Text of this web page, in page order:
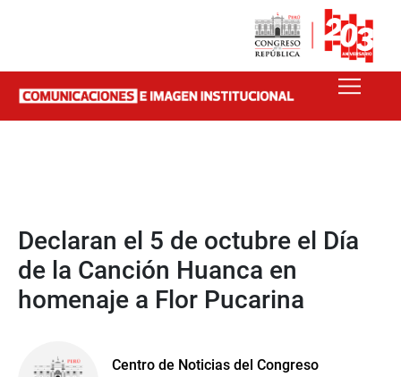
Declaran el 5 de octubre el Día
de la Canción Huanca en
homenaje a Flor Pucarina
Centro de Noticias del Congreso